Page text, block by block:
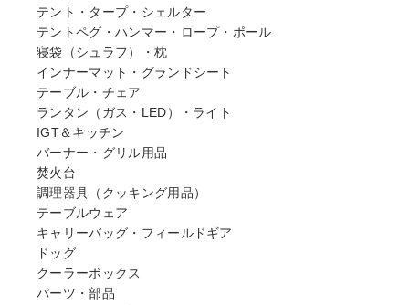
テント・タープ・シェルター
テントペグ・ハンマー・ロープ・ポール
寝袋（シュラフ）・枕
インナーマット・グランドシート
テーブル・チェア
ランタン（ガス・LED）・ライト
IGT＆キッチン
バーナー・グリル用品
焚火台
調理器具（クッキング用品）
テーブルウェア
キャリーバッグ・フィールドギア
ドッグ
クーラーボックス
パーツ・部品